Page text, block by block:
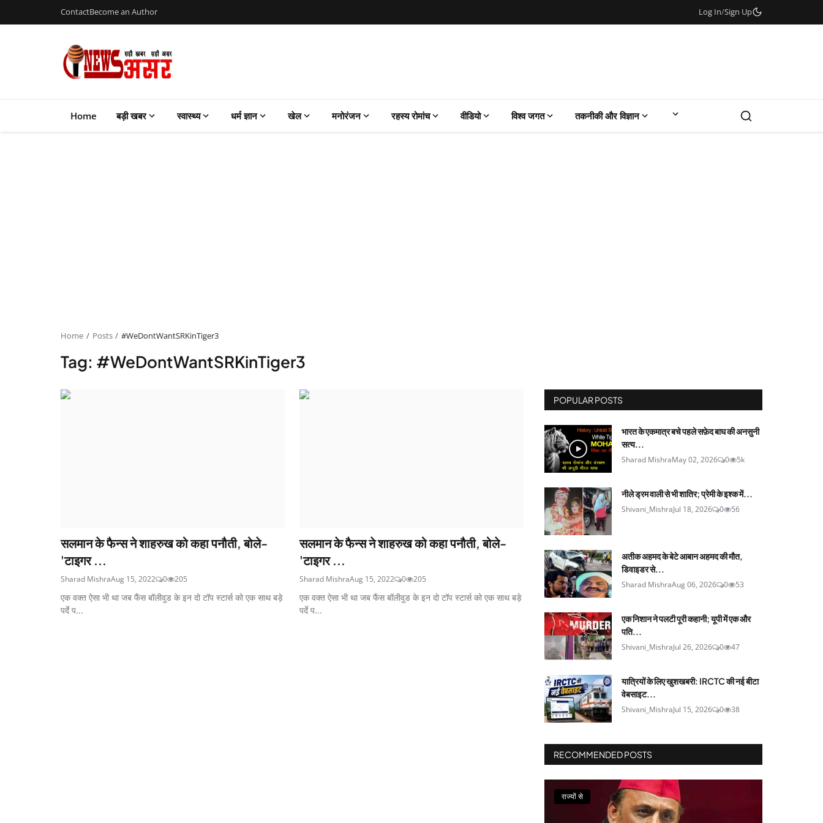
ContactBecome an Author Log In/Sign Up
Home बड़ी खबर स्वास्थ्य धर्म ज्ञान खेल मनोरंजन रहस्य रोमांच वीडियो विश्व जगत तकनीकी और विज्ञान
Home Posts #WeDontWantSRKinTiger3
Tag: #WeDontWantSRKinTiger3
सलमान के फैन्स ने शाहरुख को कहा पनौती, बोले-
'टाइगर ...
Sharad MishraAug 15, 2022 0 205
एक वक्त ऐसा भी था जब फैंस बॉलीवुड के इन दो टॉप स्टार्स को एक साथ बड़े
पर्दे प...
सलमान के फैन्स ने शाहरुख को कहा पनौती, बोले-
'टाइगर ...
Sharad MishraAug 15, 2022 0 205
एक वक्त ऐसा भी था जब फैंस बॉलीवुड के इन दो टॉप स्टार्स को एक साथ बड़े
पर्दे प...
POPULAR POSTS
भारत के एकमात्र बचे पहले सफ़ेद बाघ की अनसुनी
सत्य...
Sharad MishraMay 02, 2026 0 5k
नीले ड्रम वाली से भी शातिर; प्रेमी के इश्‍क में...
Shivani_MishraJul 18, 2026 0 56
अतीक अहमद के बेटे आबान अहमद की मौत,
डिवाइडर से...
Sharad MishraAug 06, 2026 0 53
एक निशान ने पलटी पूरी कहानी; यूपी में एक और
पति...
Shivani_MishraJul 26, 2026 0 47
यात्रियों के लिए खुशखबरी: IRCTC की नई बीटा
वेबसाइट...
Shivani_MishraJul 15, 2026 0 38
RECOMMENDED POSTS
राज्यों से